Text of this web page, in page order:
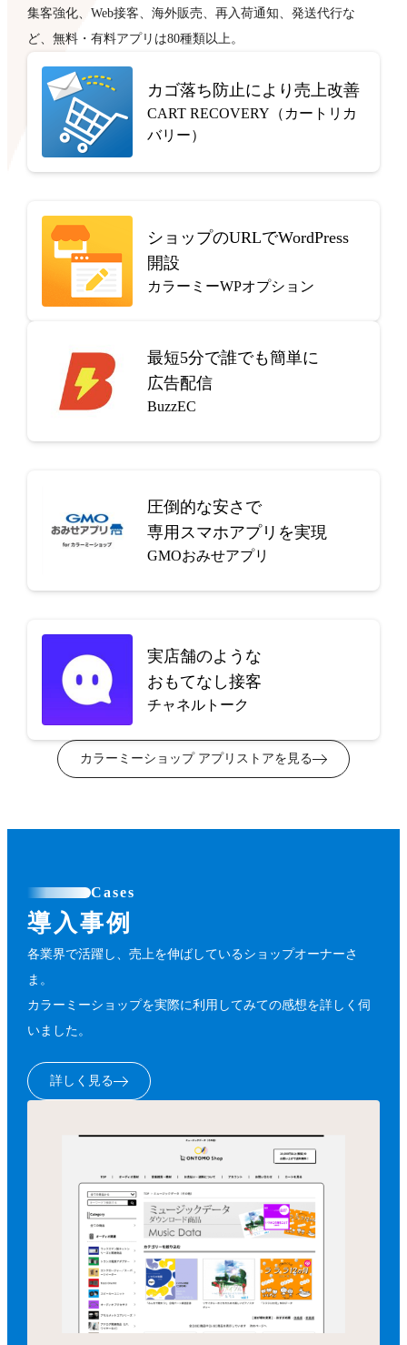
集客強化、Web接客、海外販売、再入荷通知、発送代行な
ど、無料・有料アプリは80種類以上。
カゴ落ち防止により売上改善
CART RECOVERY（カートリカ
バリー）
ショップのURLでWordPress
開設
カラーミーWPオプション
最短5分で誰でも簡単に
広告配信
BuzzEC
圧倒的な安さで
専用スマホアプリを実現
GMOおみせアプリ
実店舗のような
おもてなし接客
チャネルトーク
カラーミーショップ アプリストアを見る
Cases
導入事例
各業界で活躍し、売上を伸ばしているショップオーナーさ
ま。
カラーミーショップを実際に利用してみての感想を詳しく伺
いました。
詳しく見る